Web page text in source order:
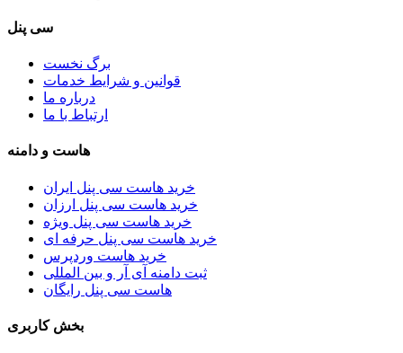
سی پنل
برگ نخست
قوانین و شرایط خدمات
درباره ما
ارتباط با ما
هاست و دامنه
خرید هاست سی پنل ایران
خرید هاست سی پنل ارزان
خرید هاست سی پنل ویژه
خرید هاست سی پنل حرفه ای
خرید هاست وردپرس
ثبت دامنه آی آر و بین المللی
هاست سی پنل رایگان
بخش کاربری